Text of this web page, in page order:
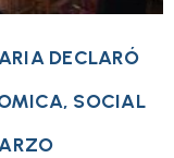
DECLARÓ
SOCIAL